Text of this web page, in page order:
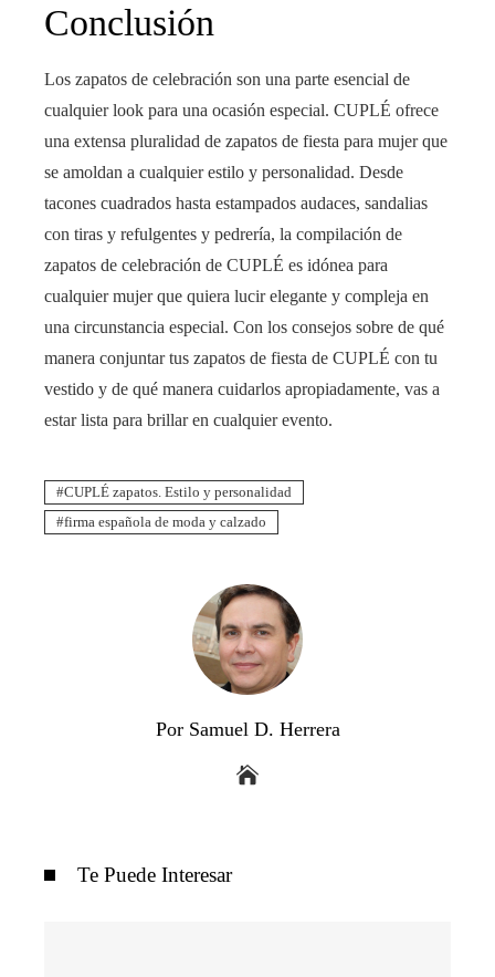
Conclusión
Los zapatos de celebración son una parte esencial de
cualquier look para una ocasión especial. CUPLÉ ofrece
una extensa pluralidad de zapatos de fiesta para mujer que
se amoldan a cualquier estilo y personalidad. Desde
tacones cuadrados hasta estampados audaces, sandalias
con tiras y refulgentes y pedrería, la compilación de
zapatos de celebración de CUPLÉ es idónea para
cualquier mujer que quiera lucir elegante y compleja en
una circunstancia especial. Con los consejos sobre de qué
manera conjuntar tus zapatos de fiesta de CUPLÉ con tu
vestido y de qué manera cuidarlos apropiadamente, vas a
estar lista para brillar en cualquier evento.
CUPLÉ zapatos. Estilo y personalidad
firma española de moda y calzado
Por Samuel D. Herrera
Te Puede Interesar